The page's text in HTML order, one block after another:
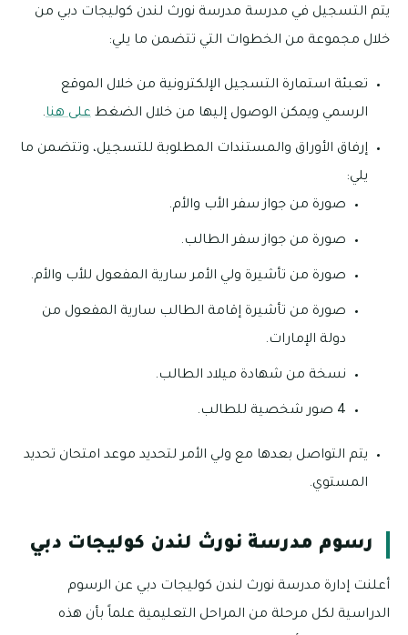
يتم التسجيل في مدرسة مدرسة نورث لندن كوليجات دبي من
خلال مجموعة من الخطوات التي تتضمن ما يلي:
تعبئة استمارة التسجيل الإلكترونية من خلال الموقع
الرسمي ويمكن الوصول إليها من خلال الضغط على هنا.
إرفاق الأوراق والمستندات المطلوبة للتسجيل، وتتضمن ما
يلي:
صورة من جواز سفر الأب والأم.
صورة من جواز سفر الطالب.
صورة من تأشيرة ولي الأمر سارية المفعول للأب والأم.
صورة من تأشيرة إقامة الطالب سارية المفعول من
دولة الإمارات.
نسخة من شهادة ميلاد الطالب.
4 صور شخصية للطالب.
يتم التواصل بعدها مع ولي الأمر لتحديد موعد امتحان تحديد
المستوي.
رسوم مدرسة نورث لندن كوليجات دبي
أعلنت إدارة مدرسة نورث لندن كوليجات دبي عن الرسوم
الدراسية لكل مرحلة من المراحل التعليمية علماً بأن هذه